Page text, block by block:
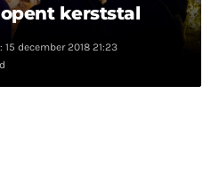
kerststal
december 2018 21:23